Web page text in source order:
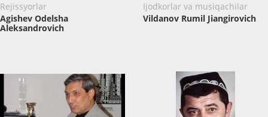
Rejissyorlar
Agishev Odelsha
Aleksandrovich
Ijodkorlar va musiqachilar
Vildanov Rumil Jiangirovich